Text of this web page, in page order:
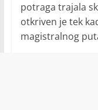
potraga trajala
otkriven je tek
magistralnog